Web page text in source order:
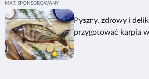
Pyszny, zdrowy i
przygotować karpia